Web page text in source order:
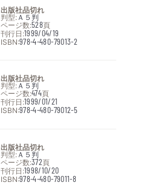
出版社品切れ
判型: Ａ５判
ページ数:528頁
刊行日:1999/04/19
ISBN:978-4-480-79013-2
出版社品切れ
判型: Ａ５判
ページ数:474頁
刊行日:1999/01/21
ISBN:978-4-480-79012-5
出版社品切れ
判型: Ａ５判
ページ数:372頁
刊行日:1998/10/20
ISBN:978-4-480-79011-8